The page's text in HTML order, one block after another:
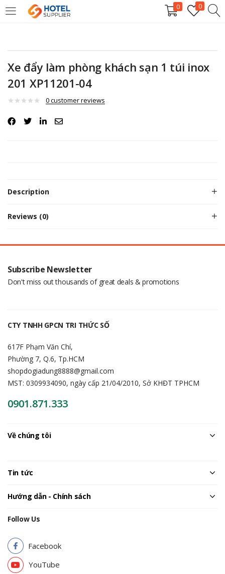
0 0
LOGIN
Enter your username and password to login.
Xe đẩy làm phòng khách sạn 1 túi inox
201 XP11201-04
0customer reviews
Description
Reviews (0)
Subscribe Newsletter
Don't miss out thousands of great deals & promotions
CTY TNHH GPCN TRI THỨC SỐ
617F Phạm Văn Chí,
Phường 7, Q.6, Tp.HCM
shopdogiadung8888@gmail.com
MST: 0309934090, ngày cấp 21/04/2010, Sở KHĐT TPHCM
0901.871.333
Về chúng tôi
Tin tức
Hướng dẫn - Chính sách
Follow Us
Facebook
YouTube